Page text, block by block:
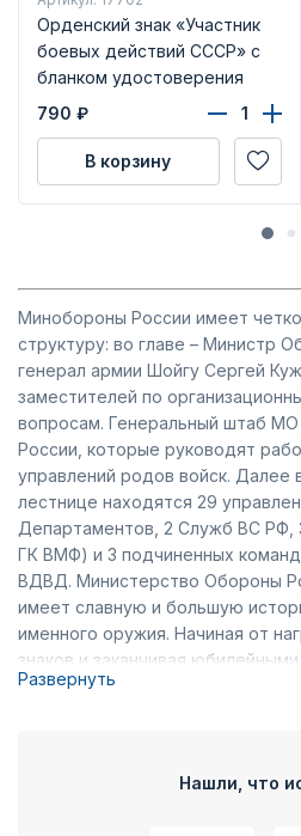
Орденский знак «Участник
боевых действий СССР» с
бланком удостоверения
790 ₽
В корзину
Минобороны России имеет
структуру: во главе – Министр
генерал армии Шойгу Сергей
заместителей по
вопросам. Генеральный штаб МО
России, которые руководят
управлений родов войск. Далее
лестнице находятся 29
Департаментов, 2 Служб ВС РФ,
ГК ВМФ) и 3 подчиненных
ВДВД. Министерство Обороны
имеет славную и большую
именного оружия. Начиная от
знаков и заканчивая
общественными и боевыми
Советского Союза. Каждая
Развернуть
Нашли, что